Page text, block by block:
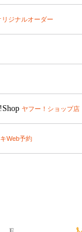
リジナルオーダー
ヤフー！ショップ店
Web予約